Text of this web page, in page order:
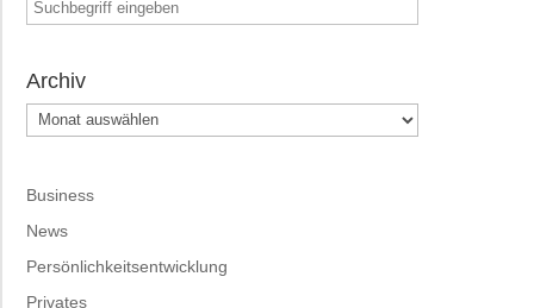
Archiv
Archiv
Business
News
Persönlichkeitsentwicklung
Privates